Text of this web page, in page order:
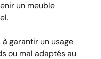
un meuble
à garantir un usage
ou mal adaptés au